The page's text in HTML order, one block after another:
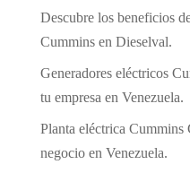
Descubre los beneficios
Cummins en Dieselval.
Generadores eléctricos
tu empresa en Venezuela.
Planta eléctrica Cummins
negocio en Venezuela.